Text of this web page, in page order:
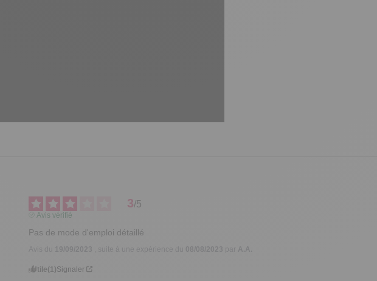
3/5
Avis vérifié
Pas de mode d'emploi détaillé
19/09/2023 , suite à une expérience du 08/08/2023 A.A.
Utile(1)Signaler